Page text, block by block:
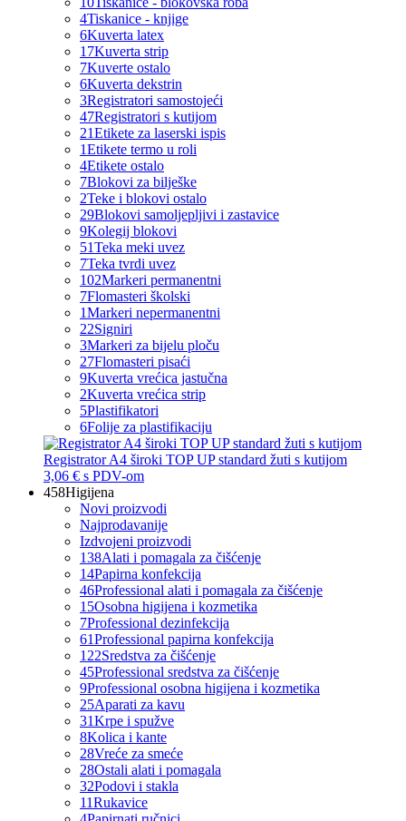
4Tiskanice - knjige
6Kuverta latex
17Kuverta strip
7Kuverte ostalo
6Kuverta dekstrin
3Registratori samostojeći
47Registratori s kutijom
21Etikete za laserski ispis
1Etikete termo u roli
4Etikete ostalo
7Blokovi za bilješke
2Teke i blokovi ostalo
29Blokovi samoljepljivi i zastavice
9Kolegij blokovi
51Teka meki uvez
7Teka tvrdi uvez
102Markeri permanentni
7Flomasteri školski
1Markeri nepermanentni
22Signiri
3Markeri za bijelu ploču
27Flomasteri pisaći
9Kuverta vrećica jastučna
2Kuverta vrećica strip
5Plastifikatori
6Folije za plastifikaciju
Registrator A4 široki TOP UP standard žuti s kutijom
3,06 € s PDV-om
458Higijena
Novi proizvodi
Najprodavanije
Izdvojeni proizvodi
138Alati i pomagala za čišćenje
14Papirna konfekcija
46Professional alati i pomagala za čišćenje
15Osobna higijena i kozmetika
7Professional dezinfekcija
61Professional papirna konfekcija
122Sredstva za čišćenje
45Professional sredstva za čišćenje
9Professional osobna higijena i kozmetika
25Aparati za kavu
31Krpe i spužve
8Kolica i kante
28Vreće za smeće
28Ostali alati i pomagala
32Podovi i stakla
11Rukavice